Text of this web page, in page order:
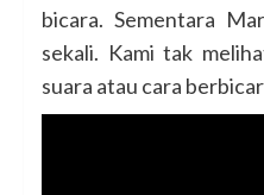
bicara. Sementara
sekali. Kami tak
suara atau cara